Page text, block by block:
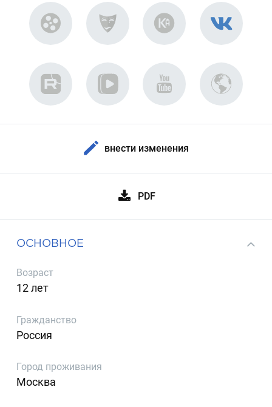
внести изменения
PDF
ОСНОВНОЕ
Возраст
12 лет
Гражданство
Россия
Город проживания
Москва